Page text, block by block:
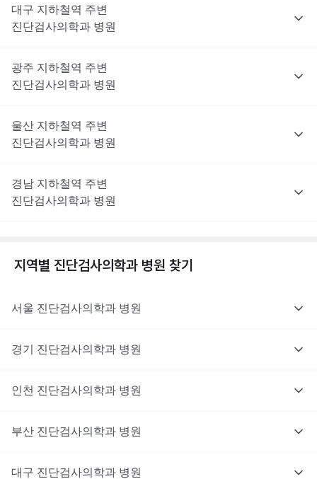
대구 지하철역 주변
진단검사의학과 병원
광주 지하철역 주변
진단검사의학과 병원
울산 지하철역 주변
진단검사의학과 병원
경남 지하철역 주변
진단검사의학과 병원
지역별 진단검사의학과 병원 찾기
서울 진단검사의학과 병원
경기 진단검사의학과 병원
인천 진단검사의학과 병원
부산 진단검사의학과 병원
대구 진단검사의학과 병원